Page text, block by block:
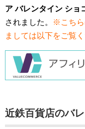
ア バレンタイン ショ
されました。
※こちら
ましては以下をご覧
近鉄百貨店のバ